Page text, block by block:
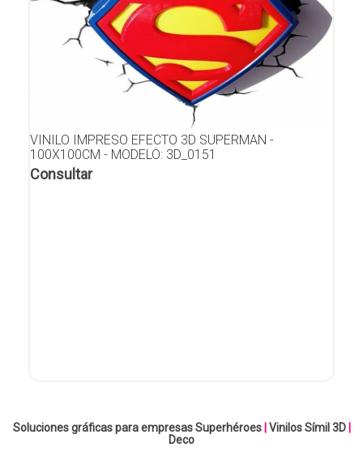
VINILO IMPRESO EFECTO 3D SUPERMAN -
100X100CM - MODELO: 3D_0151
Consultar
Soluciones gráficas para empresas Superhéroes| Vinilos Símil 3D|
Deco